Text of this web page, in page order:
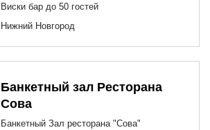
Виски бар до 50 гостей
Нижний Новгород
Банкетный зал Ресторана
Сова
Банкетный Зал ресторана "Сова"